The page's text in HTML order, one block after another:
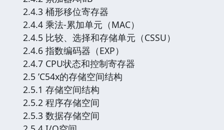
2.4.3 桶形移位寄存器
2.4.4 乘法-累加单元（MAC）
2.4.5 比较、选择和存储单元（CSSU）
2.4.6 指数编码器（EXP）
2.4.7 CPU状态和控制寄存器
2.5 ’C54x的存储空间结构
2.5.1 存储空间结构
2.5.2 程序存储空间
2.5.3 数据存储空间